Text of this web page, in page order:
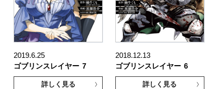
2019.6.25
ゴブリンスレイヤー 7
詳しく見る
2018.12.13
ゴブリンスレイヤー 6
詳しく見る